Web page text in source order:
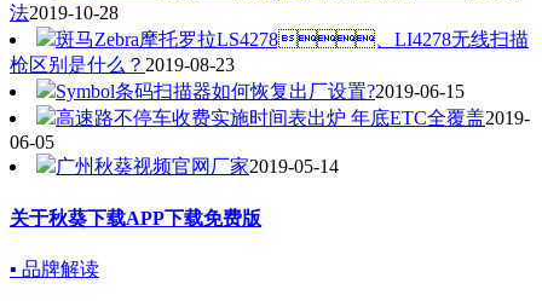
法2019-10-28
斑马Zebra摩托罗拉LS4278、LI4278无线扫描
枪区别是什么？ 2019-08-23
Symbol条码扫描器如何恢复出厂设置?2019-06-15
高速路不停车收费实施时间表出炉 年底ETC全覆盖2019-
06-05
广州秋葵视频官网厂家2019-05-14
关于秋葵下载APP下载免费版
▪ 品牌解读